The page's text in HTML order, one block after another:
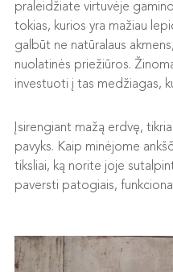
praleidžiate virtuvėje
tokias, kurios yra mažiau
galbūt ne natūralaus
nuolatinės priežiūros.
investuoti į tas medžiagas,
Įsirengiant mažą erdvę,
pavyks. Kaip minėjome
tiksliai, ką norite joje
paversti patogiais,